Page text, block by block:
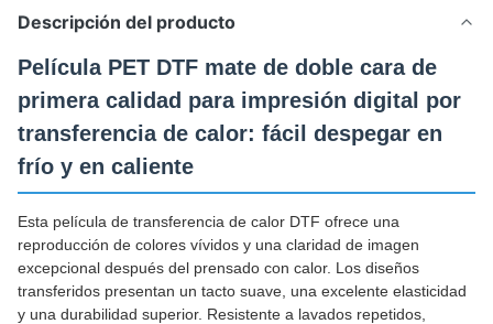
Descripción del producto
Película PET DTF mate de doble cara de
primera calidad para impresión digital por
transferencia de calor: fácil despegar en
frío y en caliente
Esta película de transferencia de calor DTF ofrece una
reproducción de colores vívidos y una claridad de imagen
excepcional después del prensado con calor. Los diseños
transferidos presentan un tacto suave, una excelente elasticidad
y una durabilidad superior. Resistente a lavados repetidos,